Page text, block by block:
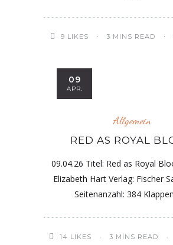
9 LIKES 3 MINS READ
09
APR.
Allgemein
RED AS ROYAL
09.04.26 Titel: Red as Royal
Elizabeth Hart Verlag: Fischer
Seitenanzahl: 384
14 LIKES 3 MINS READ